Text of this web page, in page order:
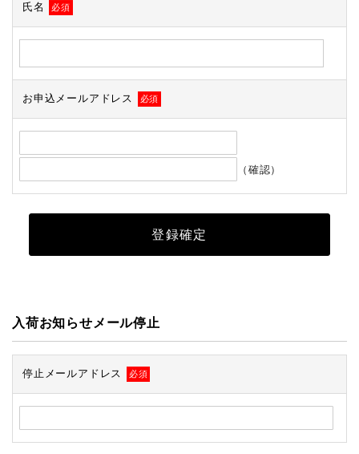
氏名 必須
お申込メールアドレス 必須
（確認）
入荷お知らせメール停止
停止メールアドレス 必須